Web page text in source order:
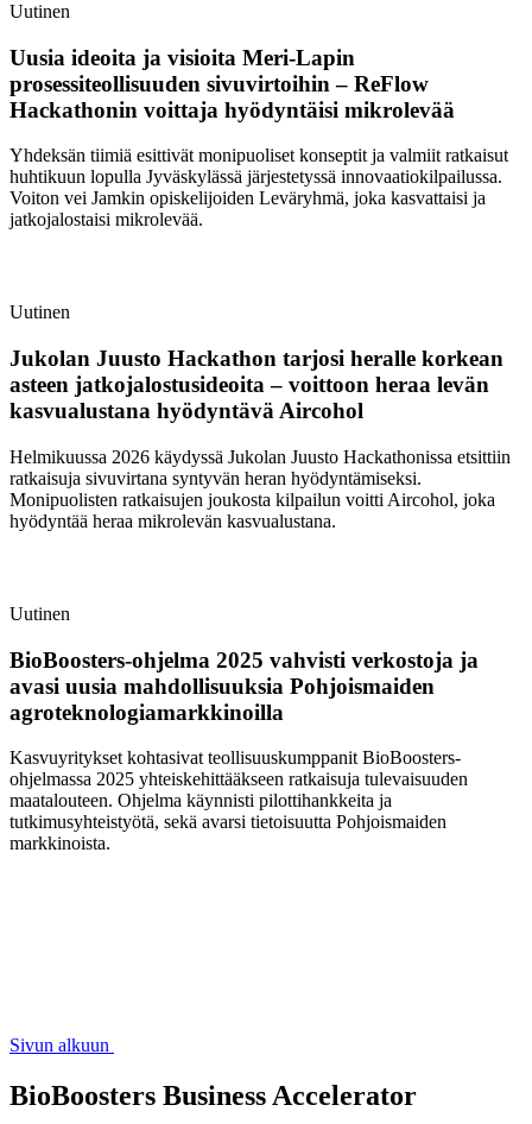
Uutinen
Uusia ideoita ja visioita Meri-Lapin
prosessiteollisuuden sivuvirtoihin – ReFlow
Hackathonin voittaja hyödyntäisi mikrolevää
Yhdeksän tiimiä esittivät monipuoliset konseptit ja valmiit ratkaisut
huhtikuun lopulla Jyväskylässä järjestetyssä innovaatiokilpailussa.
Voiton vei Jamkin opiskelijoiden Leväryhmä, joka kasvattaisi ja
jatkojalostaisi mikrolevää.
Uutinen
Jukolan Juusto Hackathon tarjosi heralle korkean
asteen jatkojalostusideoita – voittoon heraa levän
kasvualustana hyödyntävä Aircohol
Helmikuussa 2026 käydyssä Jukolan Juusto Hackathonissa etsittiin
ratkaisuja sivuvirtana syntyvän heran hyödyntämiseksi.
Monipuolisten ratkaisujen joukosta kilpailun voitti Aircohol, joka
hyödyntää heraa mikrolevän kasvualustana.
Uutinen
BioBoosters-ohjelma 2025 vahvisti verkostoja ja
avasi uusia mahdollisuuksia Pohjoismaiden
agroteknologiamarkkinoilla
Kasvuyritykset kohtasivat teollisuuskumppanit BioBoosters-
ohjelmassa 2025 yhteiskehittääkseen ratkaisuja tulevaisuuden
maatalouteen. Ohjelma käynnisti pilottihankkeita ja
tutkimusyhteistyötä, sekä avarsi tietoisuutta Pohjoismaiden
markkinoista.
Sivun alkuun
BioBoosters Business Accelerator